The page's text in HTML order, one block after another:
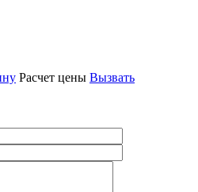
Расчет цены Вызвать